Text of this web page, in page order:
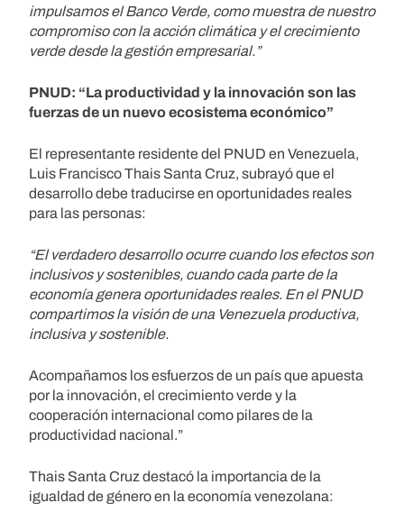
impulsamos el Banco Verde, como muestra de nuestro
compromiso con la acción climática y el crecimiento
verde desde la gestión empresarial.”
PNUD: “La productividad y la innovación son las
fuerzas de un nuevo ecosistema económico”
El representante residente del PNUD en Venezuela,
Luis Francisco Thais Santa Cruz, subrayó que el
desarrollo debe traducirse en oportunidades reales
para las personas:
“El verdadero desarrollo ocurre cuando los efectos son
inclusivos y sostenibles, cuando cada parte de la
economía genera oportunidades reales. En el PNUD
compartimos la visión de una Venezuela productiva,
inclusiva y sostenible.
Acompañamos los esfuerzos de un país que apuesta
por la innovación, el crecimiento verde y la
cooperación internacional como pilares de la
productividad nacional.”
Thais Santa Cruz destacó la importancia de la
igualdad de género en la economía venezolana: